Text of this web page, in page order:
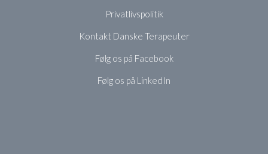
Privatlivspolitik
Kontakt Danske Terapeuter
Følg os på Facebook
Følg os på LinkedIn